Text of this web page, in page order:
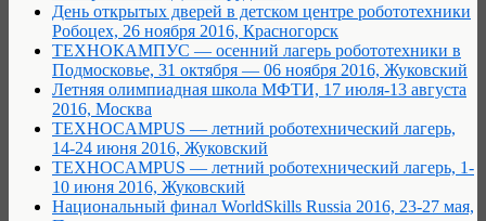
День открытых дверей в детском центре робототехники
Робоцех, 26 ноября 2016, Красногорск
ТЕХНОКАМПУC — осенний лагерь робототехники в
Подмосковье, 31 октября — 06 ноября 2016, Жуковский
Летняя олимпиадная школа МФТИ, 17 июля-13 августа
2016, Москва
ТЕХНОCAMPUS — летний роботехнический лагерь,
14-24 июня 2016, Жуковский
ТЕХНОCAMPUS — летний роботехнический лагерь, 1-
10 июня 2016, Жуковский
Национальный финал WorldSkills Russia 2016, 23-27 мая,